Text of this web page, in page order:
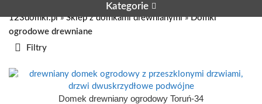
Kategorie
123domki.pl»Sklep z domkami drewnianymi»Domki
ogrodowe drewniane
Filtry
300 X 400
Domek drewniany ogrodowy Toruń-34